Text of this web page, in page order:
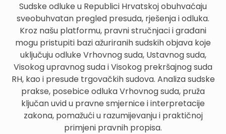
Sudske odluke u Republici Hrvatskoj obuhvaćaju
sveobuhvatan pregled presuda, rješenja i odluka.
Kroz našu platformu, pravni stručnjaci i građani
mogu pristupiti bazi ažuriranih sudskih objava koje
uključuju odluke Vrhovnog suda, Ustavnog suda,
Visokog upravnog suda i Visokog prekršajnog suda
RH, kao i presude trgovačkih sudova. Analiza sudske
prakse, posebice odluka Vrhovnog suda, pruža
ključan uvid u pravne smjernice i interpretacije
zakona, pomažući u razumijevanju i praktičnoj
primjeni pravnih propisa.